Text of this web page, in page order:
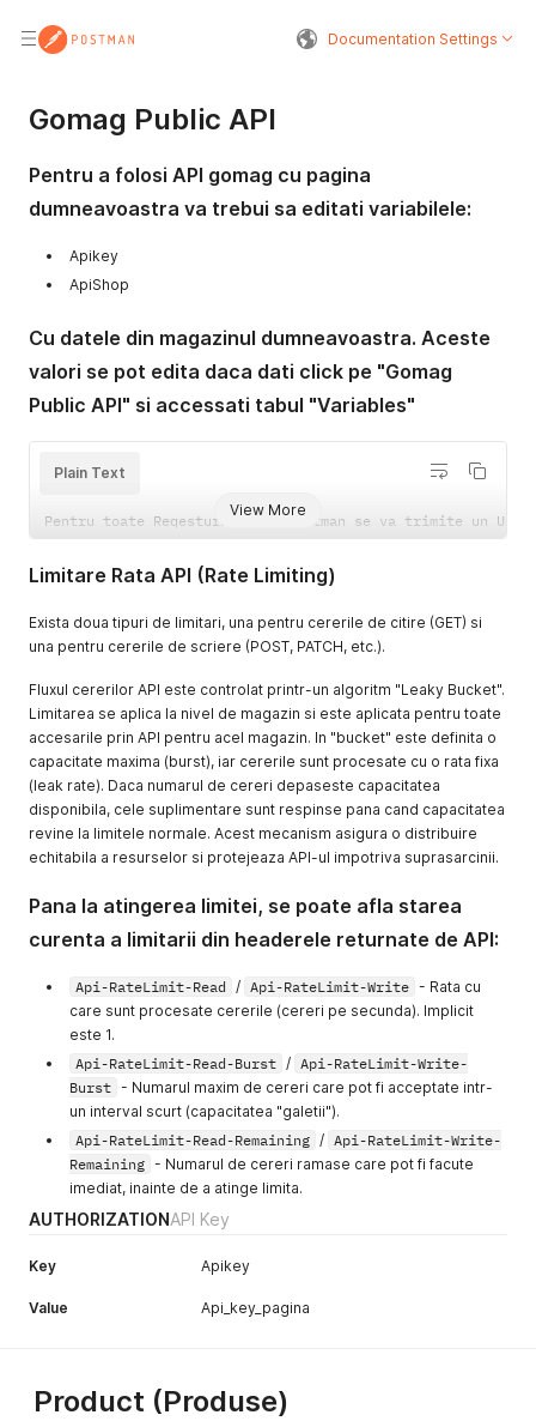
Documentation Settings
Gomag Public API
Pentru a folosi API gomag cu pagina
dumneavoastra va trebui sa editati variabilele:
Apikey
ApiShop
Cu datele din magazinul dumneavoastra. Aceste
valori se pot edita daca dati click pe "Gomag
Public API" si accessati tabul "Variables"
View More
Plain Text
Pentru toate Reqesturile din Postman se va trimite un User
Limitare Rata API (Rate Limiting)
Exista doua tipuri de limitari, una pentru cererile de citire (GET) si
una pentru cererile de scriere (POST, PATCH, etc.).
Fluxul cererilor API este controlat printr-un algoritm "Leaky Bucket".
Limitarea se aplica la nivel de magazin si este aplicata pentru toate
accesarile prin API pentru acel magazin. In "bucket" este definita o
capacitate maxima (burst), iar cererile sunt procesate cu o rata fixa
(leak rate). Daca numarul de cereri depaseste capacitatea
disponibila, cele suplimentare sunt respinse pana cand capacitatea
revine la limitele normale. Acest mecanism asigura o distribuire
echitabila a resurselor si protejeaza API-ul impotriva suprasarcinii.
Pana la atingerea limitei, se poate afla starea
curenta a limitarii din headerele returnate de API:
Api-RateLimit-Read / Api-RateLimit-Write - Rata cu
care sunt procesate cererile (cereri pe secunda). Implicit
este 1.
Api-RateLimit-Read-Burst / Api-RateLimit-Write-
Burst - Numarul maxim de cereri care pot fi acceptate intr-
un interval scurt (capacitatea "galetii").
Api-RateLimit-Read-Remaining / Api-RateLimit-Write-
Remaining - Numarul de cereri ramase care pot fi facute
imediat, inainte de a atinge limita.
AUTHORIZATIONAPI Key
Key Apikey
Value Api_key_pagina
Product (Produse)